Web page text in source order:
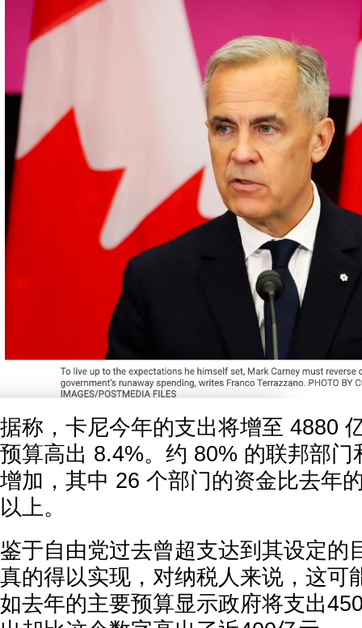
据称，卡尼今年的支出将增至 4880
预算高出 8.4%。约 80% 的联邦部门
增加，其中 26 个部门的资金比去年
以上。
鉴于自由党过去曾超支达到其设定的
真的得以实现，对纳税人来说，这可
如去年的主要预算显示政府将支出